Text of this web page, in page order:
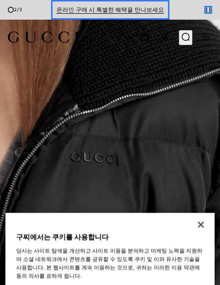
2/3 온라인 구매 시 특별한 혜택을 만나보세요
신세계 강남 팝업 스토어 예약하기 7/30-8/9
한정 기간 만나보는 장기 무이자 할부 서비스
구찌에서는 쿠키를 사용합니다
당사는 사이트 탐색을 개선하고 사이트 이용을 분석하고 마케팅 노력을 지원하
며 소셜 네트워크에서 콘텐츠를 공유할 수 있도록 쿠키 및 이와 유사한 기술을
사용합니다. 본 웹사이트를 계속 이용하는 것으로, 귀하는 이러한 이용 약관에
동의 의사를 표하게 됩니다.